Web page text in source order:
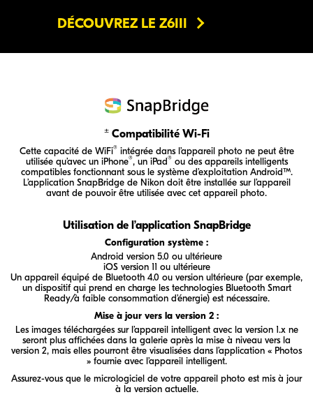
DÉCOUVREZ LE Z6III
±Compatibilité Wi-Fi
Cette capacité de WiFi® intégrée dans l’appareil photo ne peut être
utilisée qu’avec un iPhone®, un iPad® ou des appareils intelligents
compatibles fonctionnant sous le système d’exploitation Android™.
L’application SnapBridge de Nikon doit être installée sur l’appareil
avant de pouvoir être utilisée avec cet appareil photo.
Utilisation de l’application SnapBridge
Configuration système :
Android version 5.0 ou ultérieure
iOS version 11 ou ultérieure
Un appareil équipé de Bluetooth 4.0 ou version ultérieure (par exemple,
un dispositif qui prend en charge les technologies Bluetooth Smart
Ready/à faible consommation d’énergie) est nécessaire.
Mise à jour vers la version 2 :
Les images téléchargées sur l’appareil intelligent avec la version 1.x ne
seront plus affichées dans la galerie après la mise à niveau vers la
version 2, mais elles pourront être visualisées dans l’application « Photos
» fournie avec l’appareil intelligent.
Assurez-vous que le micrologiciel de votre appareil photo est mis à jour
à la version actuelle.